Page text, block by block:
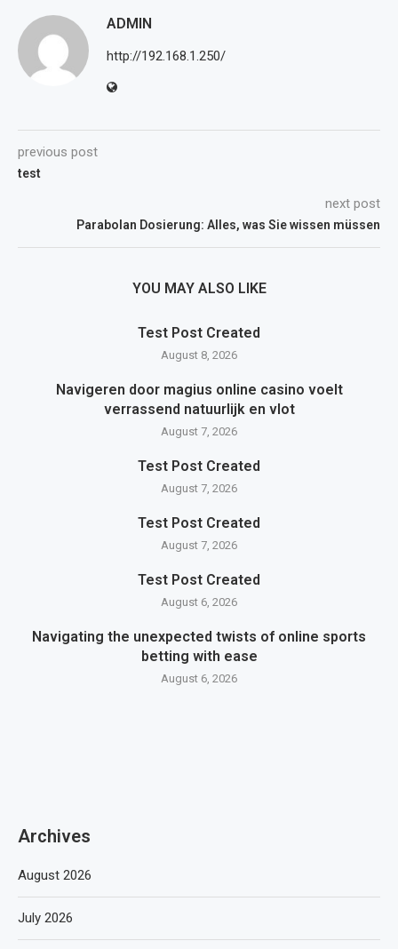
ADMIN
http://192.168.1.250/
previous post
test
next post
Parabolan Dosierung: Alles, was Sie wissen müssen
YOU MAY ALSO LIKE
Test Post Created
August 8, 2026
Navigeren door magius online casino voelt
verrassend natuurlijk en vlot
August 7, 2026
Test Post Created
August 7, 2026
Test Post Created
August 7, 2026
Test Post Created
August 6, 2026
Navigating the unexpected twists of online sports
betting with ease
August 6, 2026
Archives
August 2026
July 2026